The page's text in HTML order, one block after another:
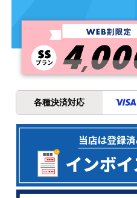
各種決済対応